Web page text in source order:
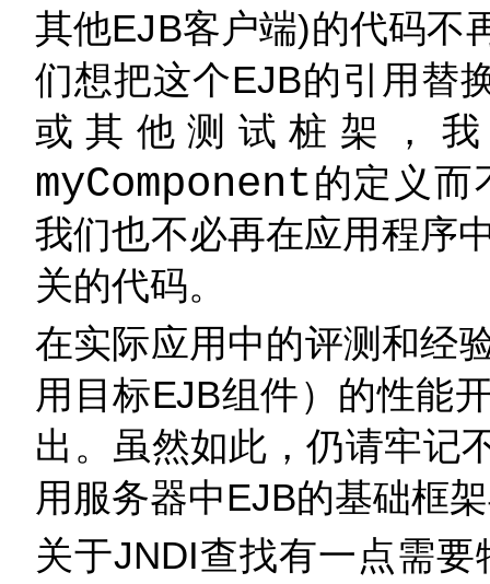
其他EJB客户端)的代码不
们想把这个EJB的引用替
或其他测试桩架，
myComponent的定义而
我们也不必再在应用程序
关的代码。
在实际应用中的评测和经
用目标EJB组件）的性能
出。虽然如此，仍请牢记
用服务器中EJB的基础框
关于JNDI查找有一点需